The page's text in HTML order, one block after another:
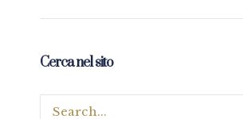
Cerca nel sito